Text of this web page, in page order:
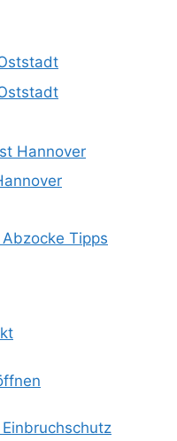
Hannover
Tipps